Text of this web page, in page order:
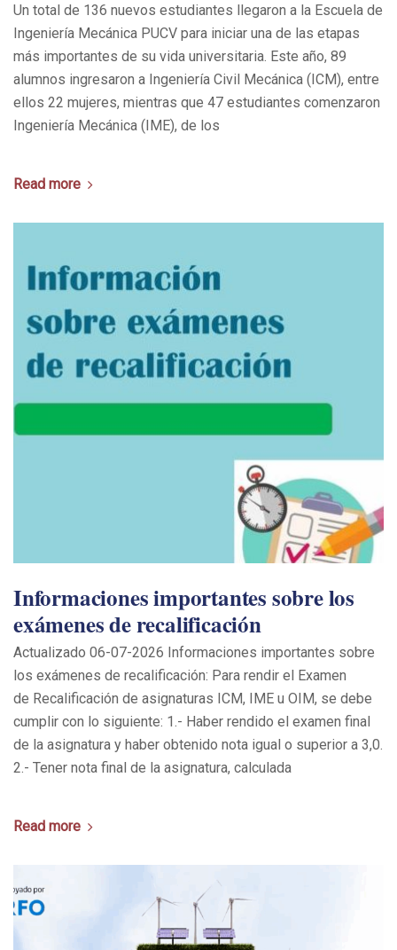
Un total de 136 nuevos estudiantes llegaron a la Escuela de
Ingeniería Mecánica PUCV para iniciar una de las etapas
más importantes de su vida universitaria. Este año, 89
alumnos ingresaron a Ingeniería Civil Mecánica (ICM), entre
ellos 22 mujeres, mientras que 47 estudiantes comenzaron
Ingeniería Mecánica (IME), de los
Read more
Informaciones importantes sobre los
exámenes de recalificación
Actualizado 06-07-2026 Informaciones importantes sobre
los exámenes de recalificación: Para rendir el Examen
de Recalificación de asignaturas ICM, IME u OIM, se debe
cumplir con lo siguiente: 1.- Haber rendido el examen final
de la asignatura y haber obtenido nota igual o superior a 3,0.
2.- Tener nota final de la asignatura, calculada
Read more